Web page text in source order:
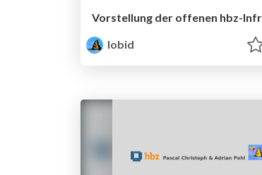
lobid